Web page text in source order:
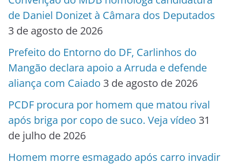
de Daniel Donizet à Câmara dos Deputados
3 de agosto de 2026
Prefeito do Entorno do DF, Carlinhos do
Mangão declara apoio a Arruda e defende
aliança com Caiado 3 de agosto de 2026
PCDF procura por homem que matou rival
após briga por copo de suco. Veja vídeo 31
de julho de 2026
Homem morre esmagado após carro invadir